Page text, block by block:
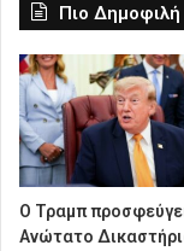
Πιο Δημοφιλή
Ο Τραμπ
Ανώτατο